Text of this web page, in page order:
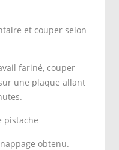
et couper selon
fariné, couper
une plaque allant
pistache
obtenu.